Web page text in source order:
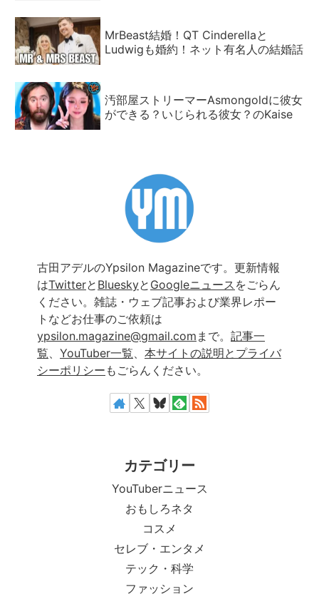
MrBeast結婚！QT Cinderellaと
Ludwigも婚約！ネット有名人の結婚話
汚部屋ストリーマーAsmongoldに彼女
ができる？いじられる彼女？のKaise
古田アデルのYpsilon Magazineです。更新情報
はTwitterと Blueskyと Googleニュース をごらん
ください。雑誌・ウェブ記事および業界レポー
トなどお仕事のご依頼は
ypsilon.magazine@gmail.com まで。 記事一
覧
YouTuber一覧
本サイトの説明とプライバ
シーポリシー もごらんください。
カテゴリー
YouTuberニュース
おもしろネタ
コスメ
セレブ・エンタメ
テック・科学
ファッション